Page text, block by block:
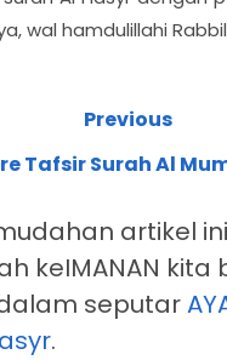
wal hamdulillahi Rabbil
Previous
Tafsir Surah Al
artikel ini
keIMANAN kita
seputar
.